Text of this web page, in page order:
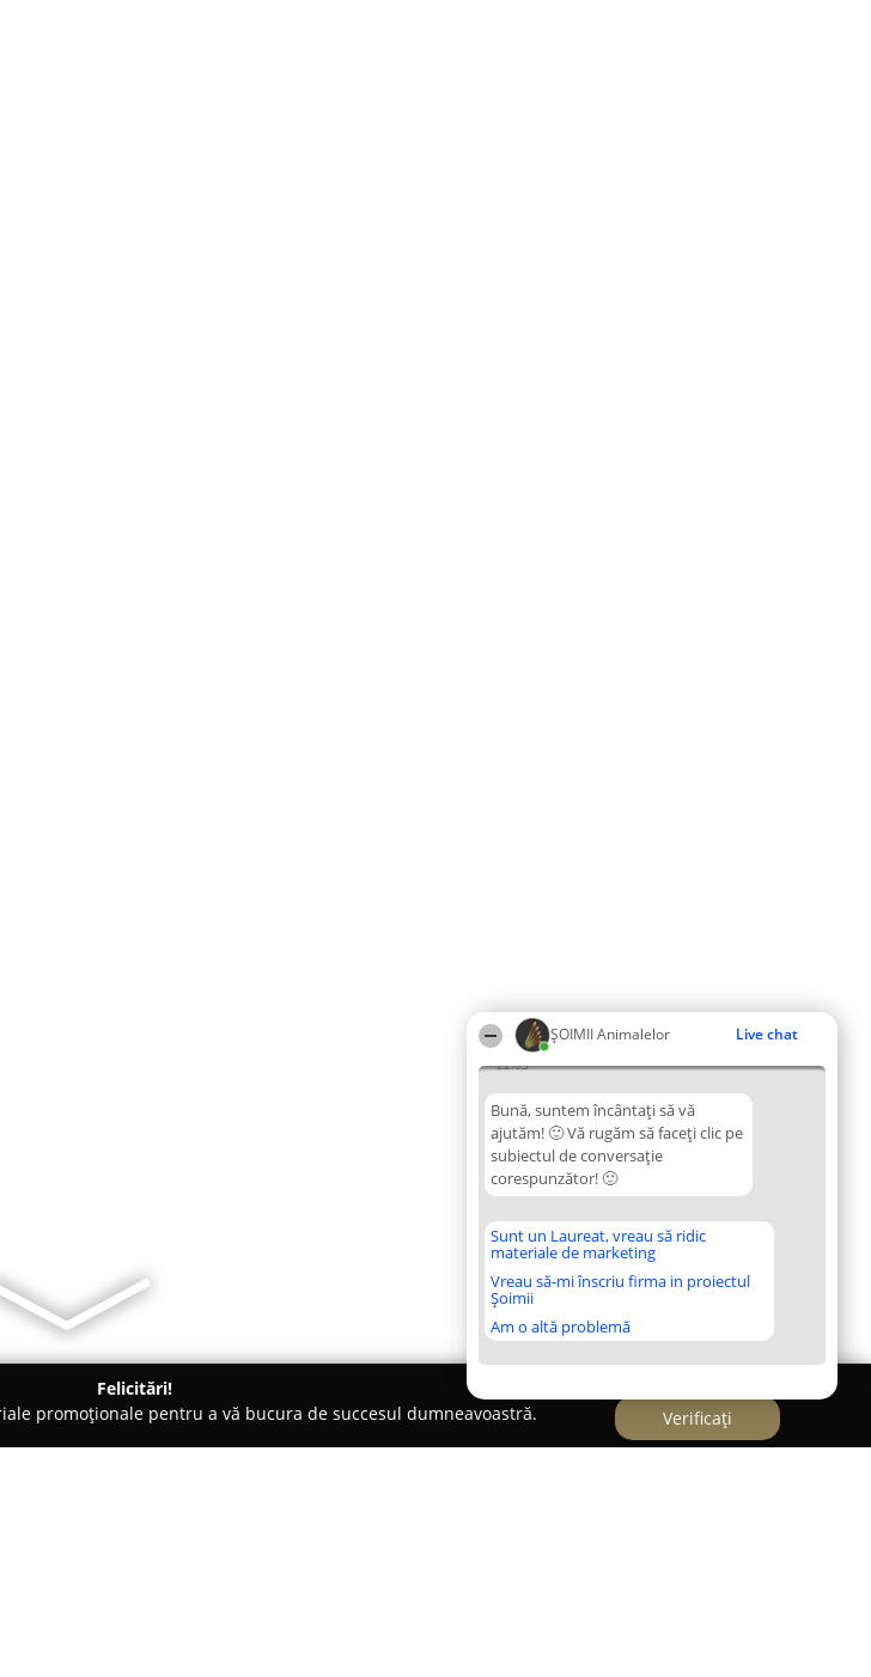
ŞOIMII Animalelor Live chat
22:03
Bună, suntem încântați să vă
ajutăm! 🙂 Vă rugăm să faceți clic pe
subiectul de conversație
corespunzător! 🙂
Sunt un Laureat, vreau să ridic
materiale de marketing
Vreau să-mi înscriu firma in proiectul
Șoimii
Am o altă problemă
Felicitări!
promoționale pentru a vă bucura de succesul dumneavoastră.
Verificați